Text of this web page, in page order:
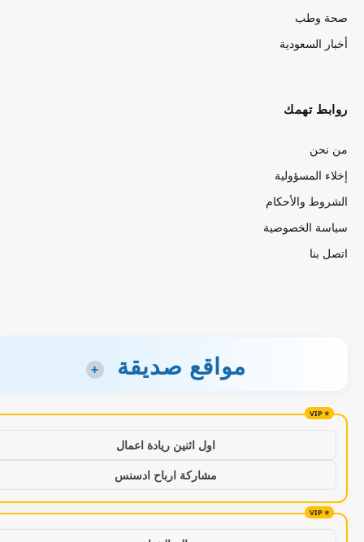
صحة وطب
أخبار السعودية
روابط تهمك
من نحن
إخلاء المسؤولية
الشروط والأحكام
سياسة الخصوصية
اتصل بنا
مواقع صديقة +
اول اثنين ريادة اعمال
مشاركة ارباح ادسنس